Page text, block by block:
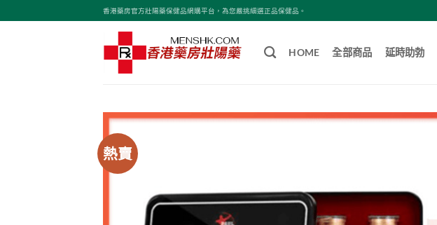
to
香港藥房官方壯陽藥保健品網購平台，為您嚴挑細選正品保健品。
HOME 全部商品 延時助勃
熱賣